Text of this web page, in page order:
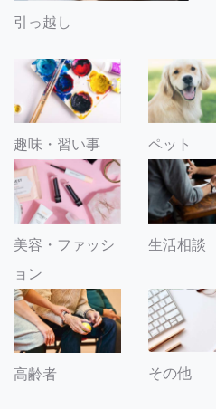
引っ越し
趣味・習い事 ペット
美容・ファッシ
ョン
生活相談
高齢者 その他